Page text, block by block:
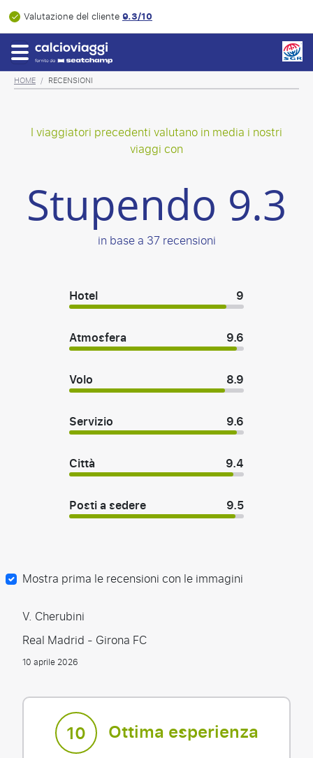
Valutazione del cliente9.3/10
HOME / RECENSIONI
I viaggiatori precedenti valutano in media i nostri
viaggi con
Stupendo 9.3
in base a 37 recensioni
Hotel
9
Atmosfera
9.6
Volo
8.9
Servizio
9.6
Città
9.4
Posti a sedere
9.5
Mostra prima le recensioni con le immagini
V. Cherubini
Real Madrid - Girona FC
10 aprile 2026
10 Ottima esperienza